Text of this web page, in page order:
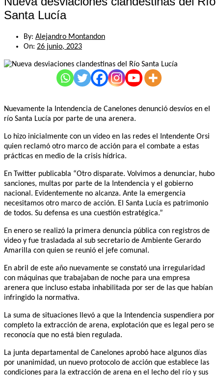
Santa Lucía
By: Alejandro Montandon
On: 26 junio, 2023
Nuevamente la Intendencia de Canelones denunció desvíos en el
río Santa Lucía por parte de una arenera.
Lo hizo inicialmente con un video en las redes el Intendente Orsi
quien reclamó otro marco de acción para el combate a estas
prácticas en medio de la crisis hídrica.
En Twitter publicabla “Otro disparate. Volvimos a denunciar, hubo
sanciones, multas por parte de la Intendencia y el gobierno
nacional. Evidentemente no alcanza. Ante la emergencia
necesitamos otro marco de acción. El Santa Lucía es patrimonio
de todos. Su defensa es una cuestión estratégica.”
En enero se realizó la primera denuncia pública con registros de
video y fue trasladada al sub secretario de Ambiente Gerardo
Amarilla con quien se reunió el jefe comunal.
En abril de este año nuevamente se constató una irregularidad
con máquinas que trabajaban de noche para una empresa
arenera que incluso estaba inhabilitada por ser de las que habían
infringido la normativa.
La suma de situaciones llevó a que la Intendencia suspendiera por
completo la extracción de arena, explotación que es legal pero se
reconocía que no está bien regulada.
La junta departamental de Canelones aprobó hace algunos días
por unanimidad, un nuevo protocolo de acción que establece las
condiciones para la extracción de arena en el lecho del río y sus